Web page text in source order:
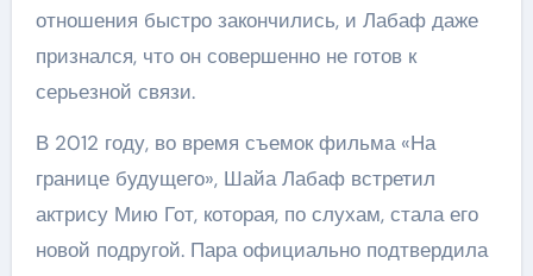
отношения быстро закончились, и Лабаф даже
признался, что он совершенно не готов к
серьезной связи.
В 2012 году, во время съемок фильма «На
границе будущего», Шайа Лабаф встретил
актрису Мию Гот, которая, по слухам, стала его
новой подругой. Пара официально подтвердила